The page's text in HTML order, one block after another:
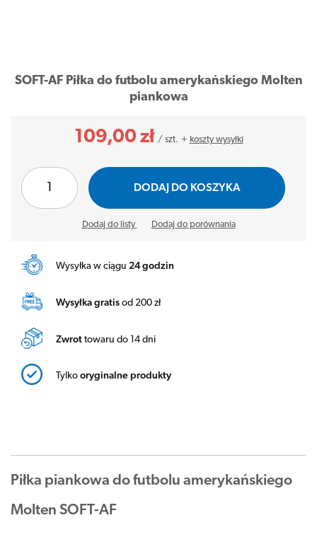
SOFT-AF Piłka do futbolu amerykańskiego Molten
piankowa
109,00 zł / szt. + koszty wysyłki
DODAJ DO KOSZYKA
Dodaj do listy Dodaj do porównania
Wysyłka w ciągu 24 godzin
Wysyłka gratis od 200 zł
Zwrot towaru do 14 dni
Tylko oryginalne produkty
Piłka piankowa do futbolu amerykańskiego
Molten SOFT-AF